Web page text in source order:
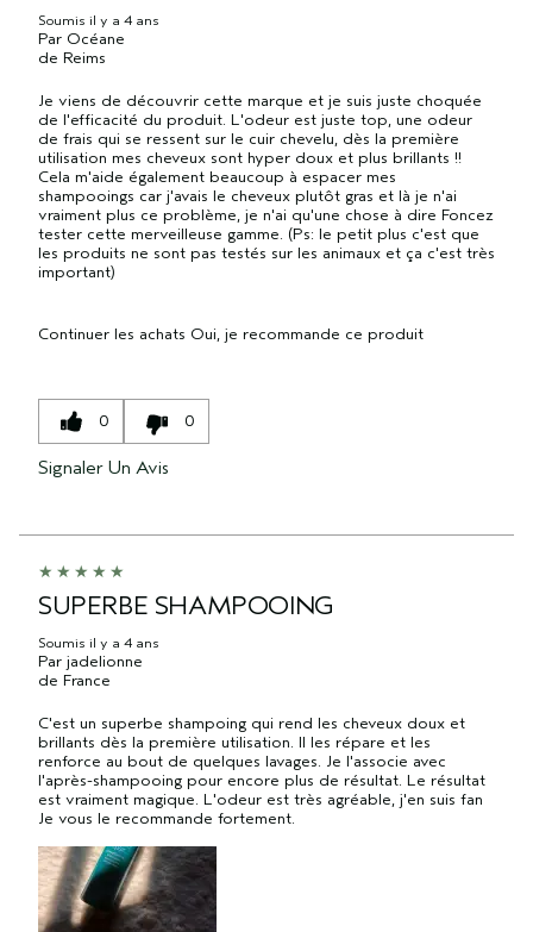
Soumis il y a 4 ans
Par Océane
de Reims
Je viens de découvrir cette marque et je suis juste choquée
de l'efficacité du produit. L'odeur est juste top, une odeur
de frais qui se ressent sur le cuir chevelu, dès la première
utilisation mes cheveux sont hyper doux et plus brillants !!
Cela m'aide également beaucoup à espacer mes
shampooings car j'avais le cheveux plutôt gras et là je n'ai
vraiment plus ce problème, je n'ai qu'une chose à dire Foncez
tester cette merveilleuse gamme. (Ps: le petit plus c'est que
les produits ne sont pas testés sur les animaux et ça c'est très
important)
Continuer les achats Oui, je recommande ce produit
0 0
Signaler Un Avis
SUPERBE SHAMPOOING
Soumis il y a 4 ans
Par jadelionne
de France
C'est un superbe shampoing qui rend les cheveux doux et
brillants dès la première utilisation. Il les répare et les
renforce au bout de quelques lavages. Je l'associe avec
l'après-shampooing pour encore plus de résultat. Le résultat
est vraiment magique. L'odeur est très agréable, j'en suis fan
Je vous le recommande fortement.